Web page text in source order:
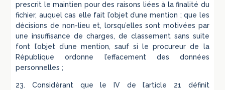
prescrit le maintien pour des raisons liées à la finalité du
fichier, auquel cas elle fait l’objet d’une mention ; que les
décisions de non-lieu et, lorsqu’elles sont motivées par
une insuffisance de charges, de classement sans suite
font l’objet d’une mention, sauf si le procureur de la
République ordonne l’effacement des données
personnelles ;
23. Considérant que le IV de l’article 21 définit